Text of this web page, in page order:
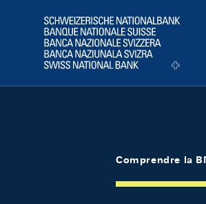
Logo
Comprendre la